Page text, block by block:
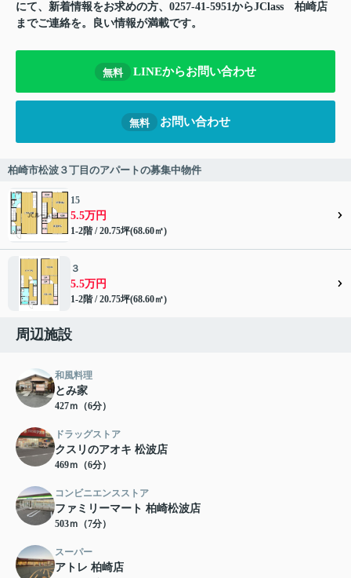
にて、新着情報をお求めの方、0257-41-5951からJClass 柏崎店
までご連絡を。良い情報が満載です。
無料 LINEからお問い合わせ
無料 お問い合わせ
柏崎市松波３丁目のアパートの募集中物件
15
5.5万円
1-2階 / 20.75坪(68.60㎡)
３
5.5万円
1-2階 / 20.75坪(68.60㎡)
周辺施設
和風料理
とみ家
427ｍ（6分）
ドラッグストア
クスリのアオキ 松波店
469ｍ（6分）
コンビニエンスストア
ファミリーマート 柏崎松波店
503ｍ（7分）
スーパー
アトレ 柏崎店